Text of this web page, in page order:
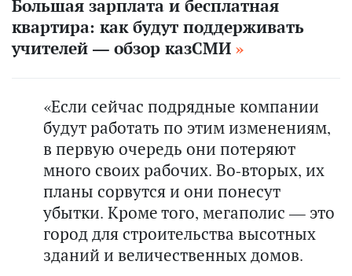
Большая зарплата и бесплатная
квартира: как будут поддерживать
учителей — обзор казСМИ
«Если сейчас подрядные компании
будут работать по этим изменениям,
в первую очередь они потеряют
много своих рабочих. Во-вторых, их
планы сорвутся и они понесут
убытки. Кроме того, мегаполис — это
город для строительства высотных
зданий и величественных домов.